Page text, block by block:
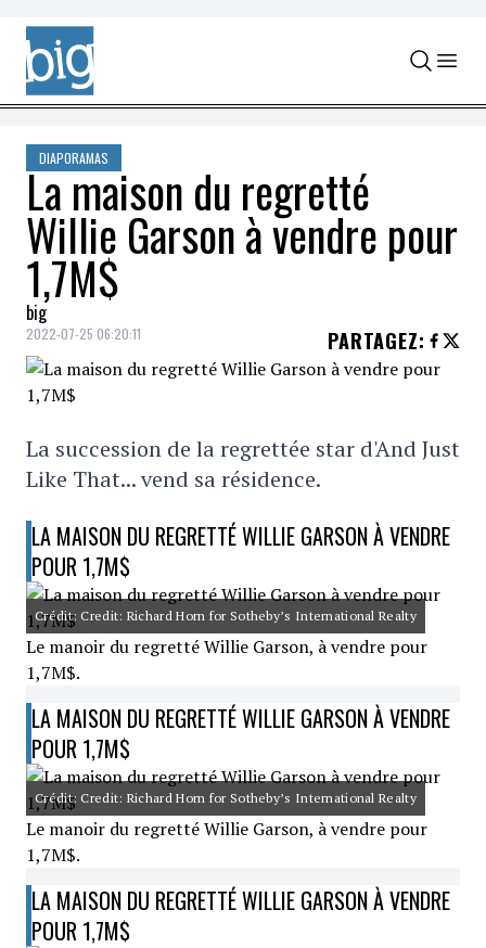
Skip to content
DIAPORAMAS
La maison du regretté
Willie Garson à vendre pour
1,7M$
big
2022-07-25 06:20:11 PARTAGEZ:
La succession de la regrettée star d'And Just
Like That... vend sa résidence.
LA MAISON DU REGRETTÉ WILLIE GARSON À VENDRE
POUR 1,7M$
Crédit: Credit: Richard Horn for Sotheby’s International Realty
Le manoir du regretté Willie Garson, à vendre pour
1,7M$.
LA MAISON DU REGRETTÉ WILLIE GARSON À VENDRE
POUR 1,7M$
Crédit: Credit: Richard Horn for Sotheby’s International Realty
Le manoir du regretté Willie Garson, à vendre pour
1,7M$.
LA MAISON DU REGRETTÉ WILLIE GARSON À VENDRE
POUR 1,7M$